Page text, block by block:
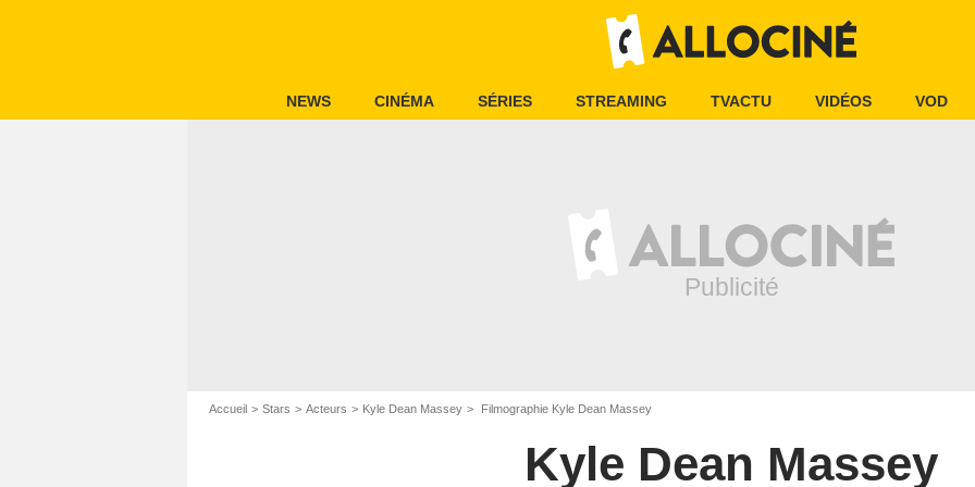
NEWS CINÉMA SÉRIES STREAMING TVACTU VIDÉOS VOD
Accueil Stars Acteurs Kyle Dean Massey Filmographie Kyle Dean Massey
Kyle Dean Massey